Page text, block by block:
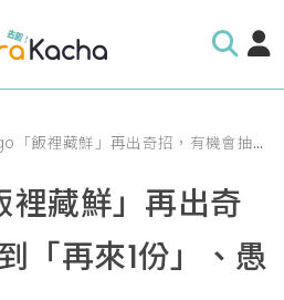
藏鮮」再出奇招，有機會抽到「再來1份」、愚人節禮物首選
藏鮮」再出奇
「再來1份」、愚